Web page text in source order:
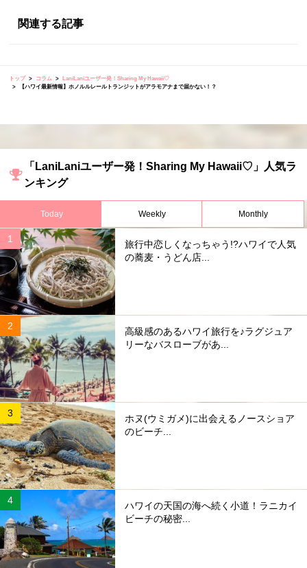
関連する記事
トップ コラム
LaniLaniユーザー発！Sharing My Hawaii♡
【ハワイ最新情報】ホノルルレールトランジットがアラモアナまで届かない！？
「LaniLaniユーザー発！Sharing My Hawaii♡」人気ラ
ンキング
Today Weekly Monthly
旅行中恋しくなっちゃう!?ハワイで人気
の蕎麦・うどん店...
高級感のあるハワイ旅行を♪ラグジュア
リーなバスローブがあ...
ホヌ(ウミガメ)に出会えるノースショア
のビーチ...
ハワイの天国の海へ続く小道！ラニカイ
ビーチの秘密...